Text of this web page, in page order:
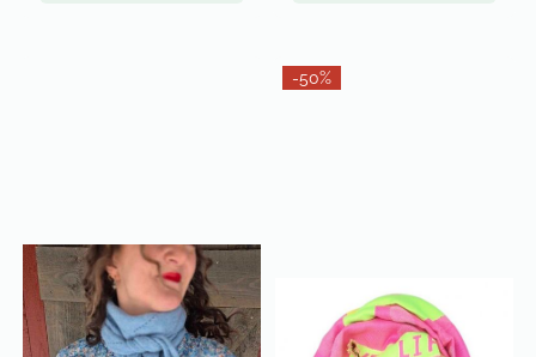
-50%